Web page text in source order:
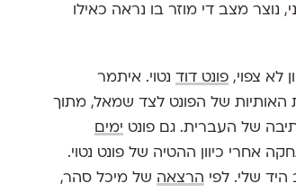
מצב די מוזר בו נראה כאילו
לא צפוי,פונט דוד נטוי. איתמר
של הפונט לצד שמאל, מתוך
של העברית. גם פונט ימים
אחרי כיוון ההטיה של פונט נטוי.
היד שלי. לפי הרצאה של מיכל סהר,